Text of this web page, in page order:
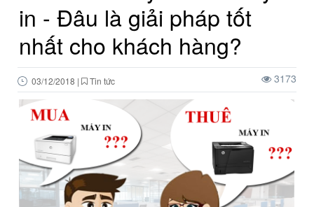
in - Đâu là giải pháp tốt
nhất cho khách hàng?
03/12/2018 | Tin tức 3173